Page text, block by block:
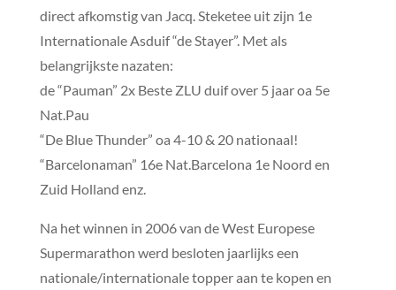
direct afkomstig van Jacq. Steketee uit zijn 1e
Internationale Asduif “de Stayer”. Met als
belangrijkste nazaten:
de “Pauman” 2x Beste ZLU duif over 5 jaar oa 5e
Nat.Pau
“De Blue Thunder” oa 4-10 & 20 nationaal!
“Barcelonaman” 16e Nat.Barcelona 1e Noord en
Zuid Holland enz.
Na het winnen in 2006 van de West Europese
Supermarathon werd besloten jaarlijks een
nationale/internationale topper aan te kopen en